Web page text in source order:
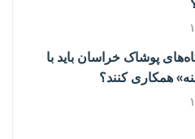
پوشاک خراسان باید با
همکاری کنند؟